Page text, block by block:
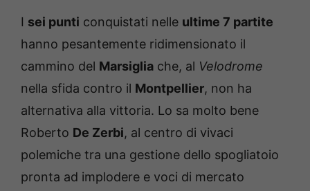
I sei punti conquistati nelle ultime 7 partite
hanno pesantemente ridimensionato il
cammino del Marsiglia che, al Velodrome
nella sfida contro il Montpellier, non ha
alternativa alla vittoria. Lo sa molto bene
Roberto De Zerbi, al centro di vivaci
polemiche tra una gestione dello spogliatoio
pronta ad implodere e voci di mercato